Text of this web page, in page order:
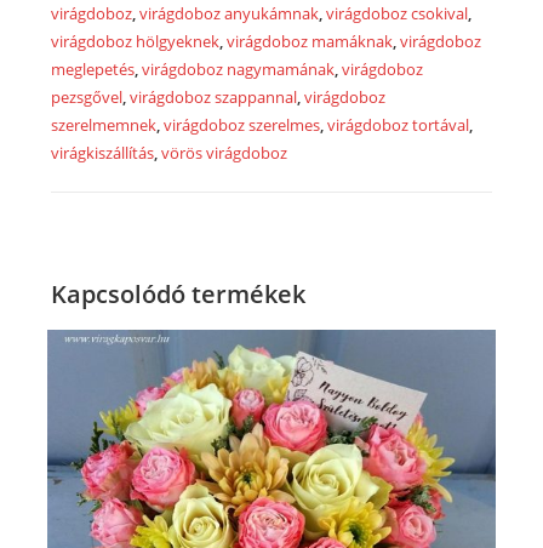
virágdoboz ,virágdoboz anyukámnak ,virágdoboz csokival
virágdoboz hölgyeknek ,virágdoboz mamáknak ,virágdoboz
meglepetés ,virágdoboz nagymamának ,virágdoboz
pezsgővel ,virágdoboz szappannal ,virágdoboz
szerelmemnek ,virágdoboz szerelmes ,virágdoboz tortával
virágkiszállítás ,vörös virágdoboz
Kapcsolódó termékek